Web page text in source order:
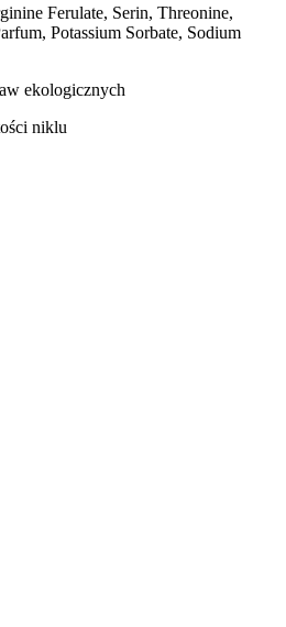
Ferulate, Serin, Threonine,
Potassium Sorbate, Sodium
ekologicznych
niklu